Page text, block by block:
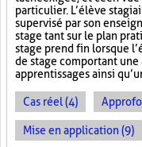
particulier. L’élève
supervisé par son
stage tant sur le plan
stage prend fin lorsque
de stage comportant
apprentissages ainsi
Cas réel (4)
Mise en application (9)